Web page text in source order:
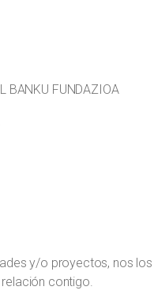
BANKU FUNDAZIOA
y/o proyectos, nos
contigo.